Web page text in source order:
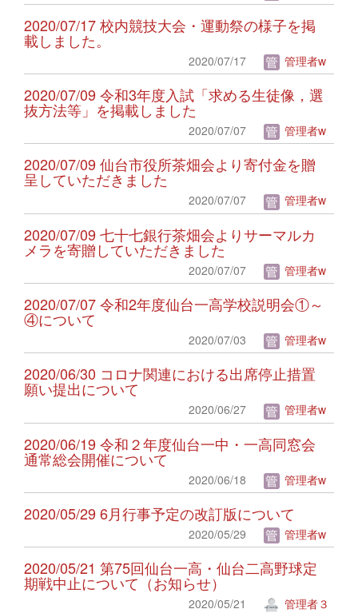
2020/07/17 校内競技大会・運動祭の様子を掲
載しました。
2020/07/17 管理者w
2020/07/09 令和3年度入試「求める生徒像，選
抜方法等」を掲載しました
2020/07/07 管理者w
2020/07/09 仙台市役所茶畑会より寄付金を贈
呈していただきました
2020/07/07 管理者w
2020/07/09 七十七銀行茶畑会よりサーマルカ
メラを寄贈していただきました
2020/07/07 管理者w
2020/07/07 令和2年度仙台一高学校説明会①～
④について
2020/07/03 管理者w
2020/06/30 コロナ関連における出席停止措置
願い提出について
2020/06/27 管理者w
2020/06/19 令和２年度仙台一中・一高同窓会
通常総会開催について
2020/06/18 管理者w
2020/05/29 6月行事予定の改訂版について
2020/05/29 管理者w
2020/05/21 第75回仙台一高・仙台二高野球定
期戦中止について（お知らせ）
2020/05/21 管理者３